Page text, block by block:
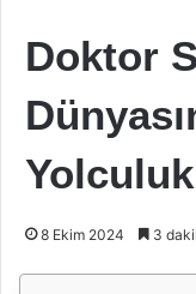
Doktor
Yolculuk
8 Ekim 2024 3